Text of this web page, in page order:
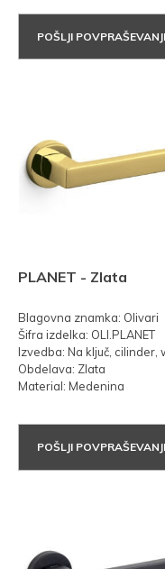
POŠLJI
PLANET - Zlata
Blagovna znamka: Olivari
Šifra izdelka: OLI.PLANET
Izvedba: Na ključ, cilinder,
Obdelava: Zlata
Material: Medenina
POŠLJI